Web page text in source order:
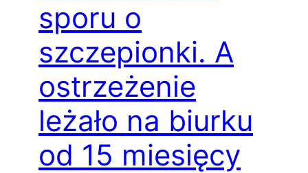
sporu o
szczepionki. A
ostrzeżenie
leżało na biurku
od 15 miesięcy